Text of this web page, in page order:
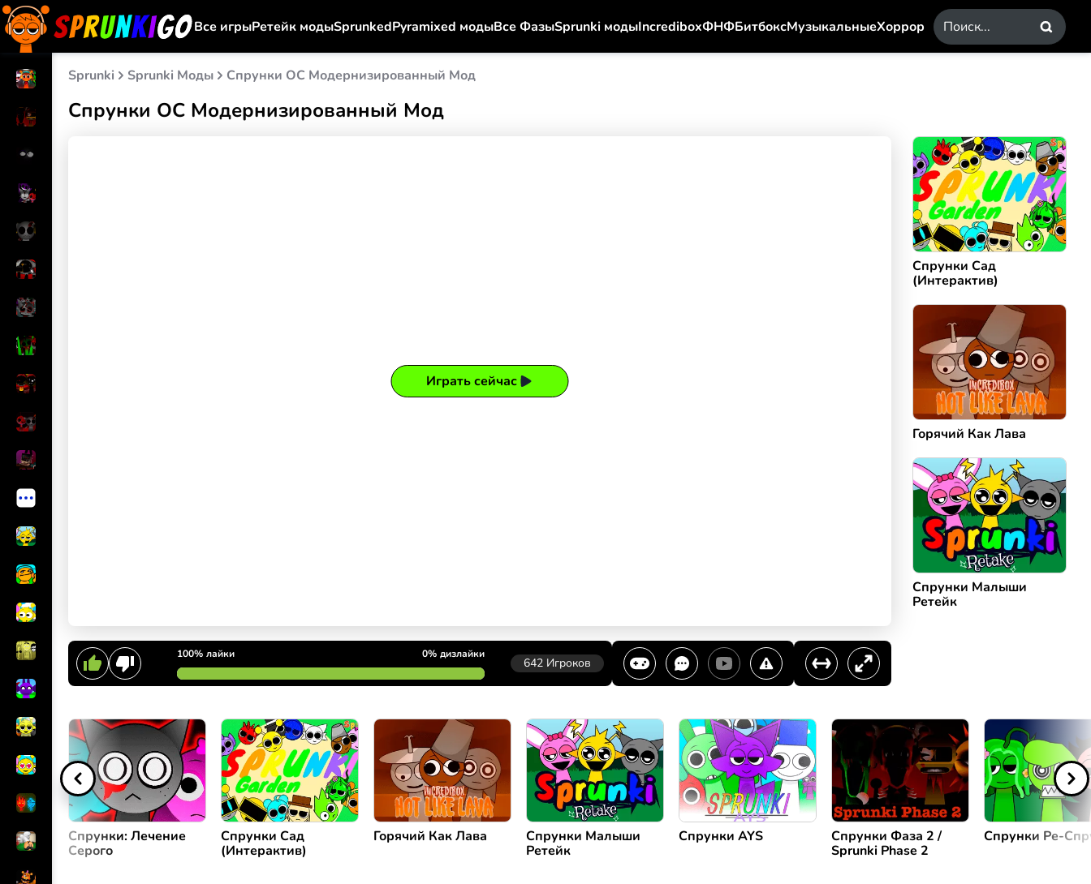
Все игрыРетейк модыSprunkedPyramixed модыВсе ФазыSprunki модыIncrediboxФНФБитбоксМузыкальныеХоррор
Sprunki Sprunki Моды Спрунки OC Модернизированный Мод
Спрунки OC Модернизированный Мод
Играть сейчас
100% лайки 0% дизлайки
642 Игроков
Создать мелодию или
Спрунки Сад
(Интерактив)
Горячий Как Лава
Спрунки Малыши
Ретейк
Спрунки: Лечение
Серого
Спрунки Сад
(Интерактив)
Горячий Как Лава
Спрунки Малыши
Ретейк
Спрунки AYS
Спрунки Фаза 2 /
Sprunki Phase 2
Спрунки Ре-